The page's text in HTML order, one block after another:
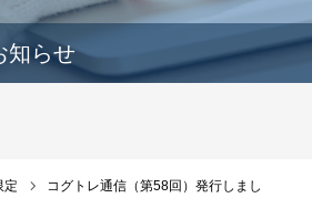
知らせ
定
コグトレ通信（第58回）発行しまし